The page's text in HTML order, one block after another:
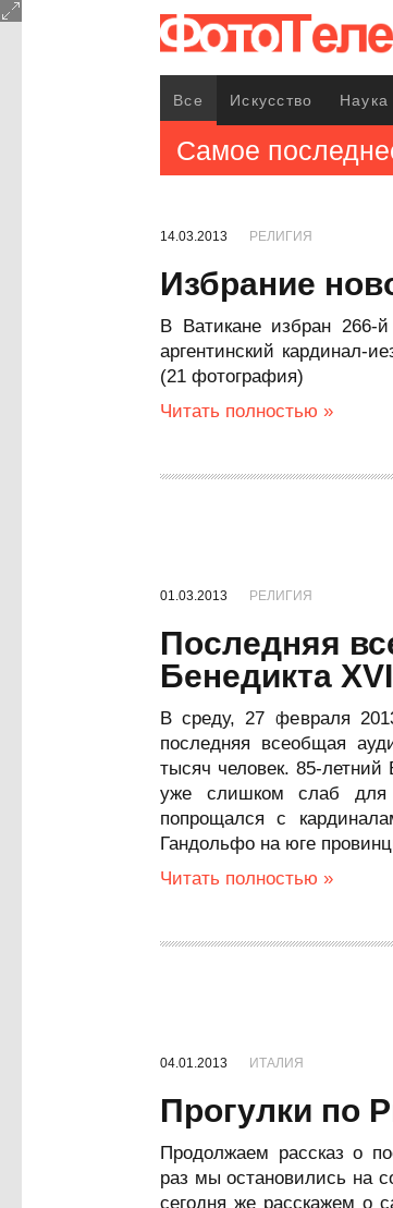
Все Искусство Наука
Самое
14.03.2013 РЕЛИГИЯ
Избрание
В Ватикане избран
аргентинский кардинал-
(21 фотография)
Читать полностью »
01.03.2013 РЕЛИГИЯ
Последняя
Бенедикта XVI
В среду, 27 февраля
последняя всеобщая
тысяч человек. 85-летний
уже слишком слаб для
попрощался с
Гандольфо на юге
Читать полностью »
04.01.2013 ИТАЛИЯ
Прогулки по
Продолжаем рассказ о
раз мы остановились на
сегодня же расскажем о